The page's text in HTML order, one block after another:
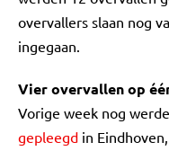
overvallers slaan nog
ingegaan.
Vier overvallen op
Vorige week nog
gepleegd in